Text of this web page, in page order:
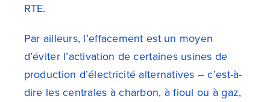
RTE.
Par ailleurs, l’effacement est un moyen
d’éviter l’activation de certaines usines de
production d’électricité alternatives – c’est-à-
dire les centrales à charbon, à fioul ou à gaz,